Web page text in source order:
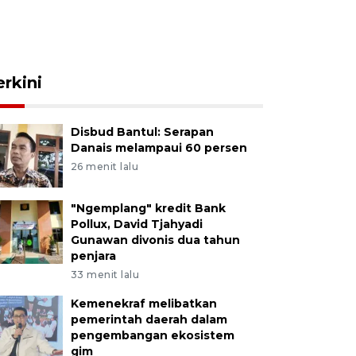
Disbud Bantul: Serapan
Danais melampaui 60 persen
26 menit lalu
"Ngemplang" kredit Bank
Pollux, David Tjahyadi
Gunawan divonis dua tahun
penjara
33 menit lalu
Kemenekraf melibatkan
pemerintah daerah dalam
pengembangan ekosistem
gim